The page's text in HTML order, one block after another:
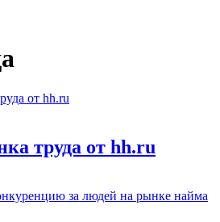
труда от hh.ru